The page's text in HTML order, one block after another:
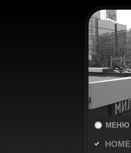
МЕНЮ
HOME